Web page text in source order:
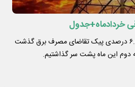
خردادماه+جدول
خردادماه سال جاری با رشد ۶.۵ درصدی پیک تقاضای مصرف برق گذشت
دوم این ماه پشت سر گذاشتیم.